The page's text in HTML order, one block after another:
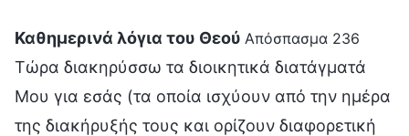
Καθημερινά λόγια του Θεού Απόσπασμα 236
Τώρα διακηρύσσω τα διοικητικά διατάγματά
Μου για εσάς (τα οποία ισχύουν από την ημέρα
της διακήρυξής τους και ορίζουν διαφορετική